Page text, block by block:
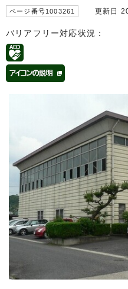
ページ番号1003261 更新日
バリアフリー対応状況：